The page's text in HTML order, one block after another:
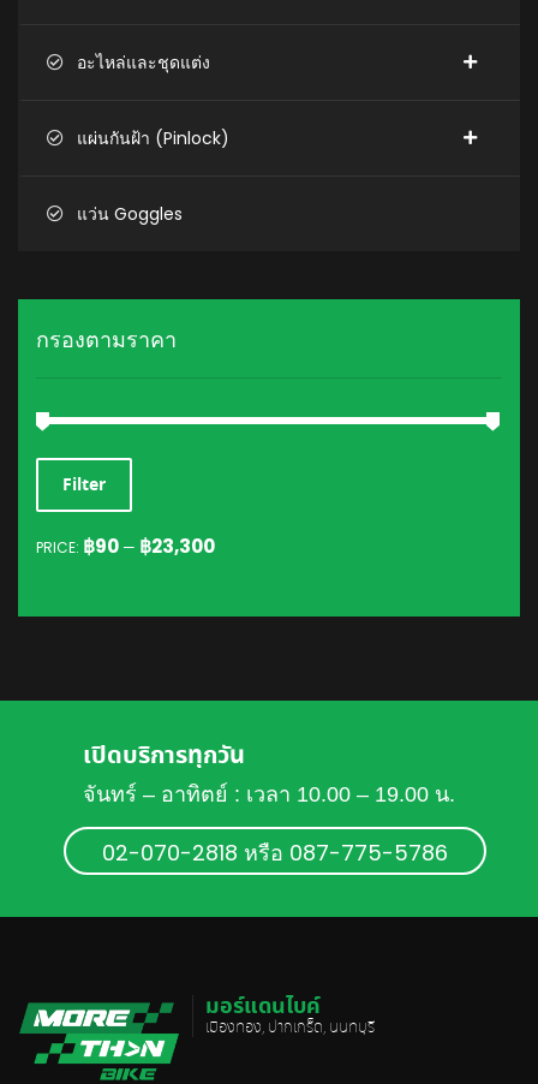
อะไหล่และชุดแต่ง
แผ่นกันฝ้า (Pinlock)
แว่น Goggles
กรองตามราคา
MIN
PRICE
MAX
PRICE
Filter
PRICE: ฿90 — ฿23,300
เปิดบริการทุกวัน
จันทร์ – อาทิตย์ : เวลา 10.00 – 19.00 น.
02-070-2818 หรือ 087-775-5786
มอร์แดนไบค์
เมืองทอง, ปากเกร็ด, นนทบุรี